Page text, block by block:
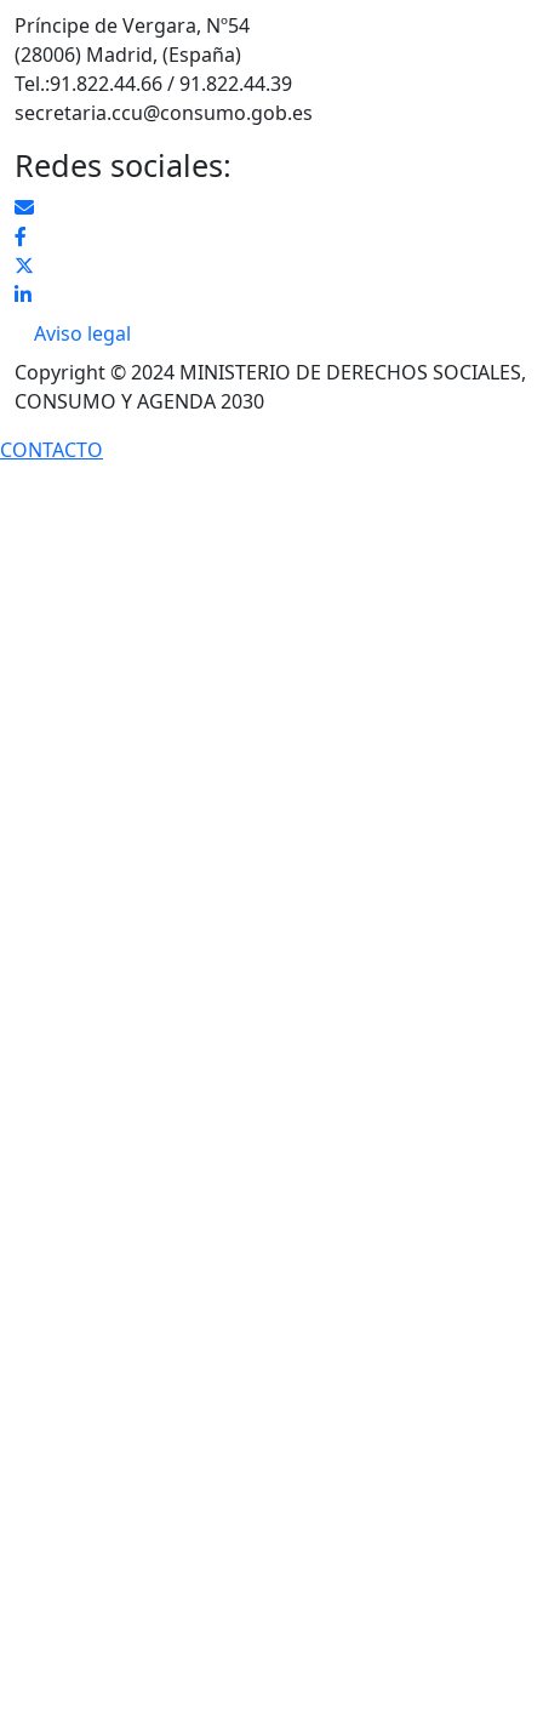
Príncipe de Vergara, Nº54
(28006) Madrid, (España)
Tel.:91.822.44.66 / 91.822.44.39
secretaria.ccu@consumo.gob.es
Redes sociales:
Pie de página
Aviso legal
Copyright © 2024 MINISTERIO DE DERECHOS SOCIALES,
CONSUMO Y AGENDA 2030
CONTACTO